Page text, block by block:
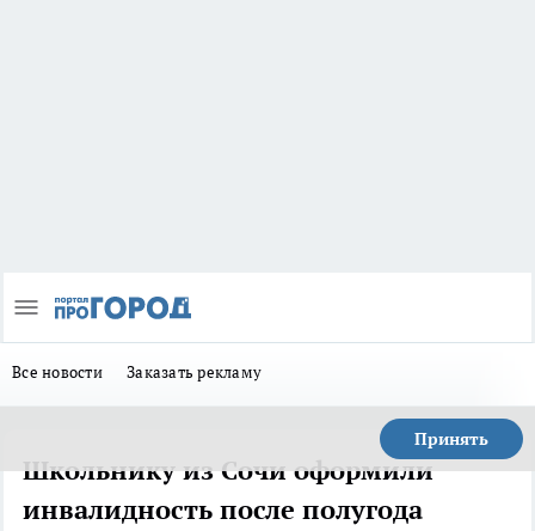
Все новости Заказать рекламу
Принять
Школьнику из Сочи оформили
инвалидность после полугода